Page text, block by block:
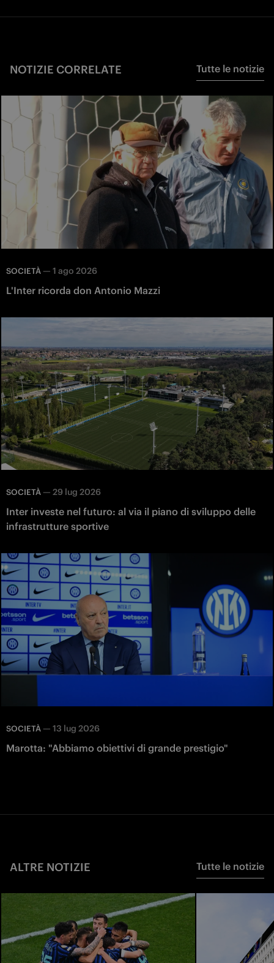
NOTIZIE CORRELATE Tutte le notizie
SOCIETÀ — 1 ago 2026
L'Inter ricorda don Antonio Mazzi
SOCIETÀ — 29 lug 2026
Inter investe nel futuro: al via il piano di sviluppo delle
infrastrutture sportive
SOCIETÀ — 13 lug 2026
Marotta: "Abbiamo obiettivi di grande prestigio"
ALTRE NOTIZIE Tutte le notizie